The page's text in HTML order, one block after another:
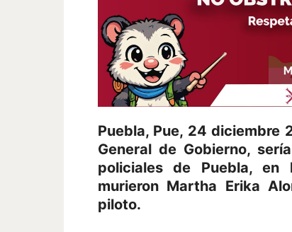
Puebla, Pue, 24 diciembre
General de Gobierno,
policiales de Puebla, en
murieron Martha Erika
piloto.